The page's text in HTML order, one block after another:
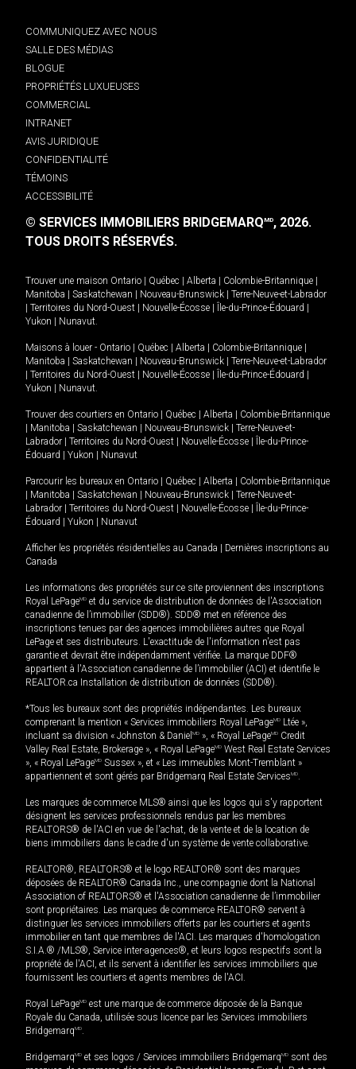
COMMUNIQUEZ AVEC NOUS
SALLE DES MÉDIAS
BLOGUE
PROPRIÉTÉS LUXUEUSES
COMMERCIAL
INTRANET
AVIS JURIDIQUE
CONFIDENTIALITÉ
TÉMOINS
ACCESSIBILITÉ
© SERVICES IMMOBILIERS BRIDGEMARQMD, 2026.
TOUS DROITS RÉSERVÉS.
Trouver une maison Ontario Québec Alberta Colombie-Britannique
Manitoba
Saskatchewan Nouveau-Brunswick
Terre-Neuve-et-Labrador
Territoires du Nord-Ouest Nouvelle-Écosse Île-du-Prince-Édouard
Yukon
Nunavut.
Maisons à louer - Ontario Québec Alberta Colombie-Britannique
Manitoba
Saskatchewan Nouveau-Brunswick
Terre-Neuve-et-Labrador
Territoires du Nord-Ouest Nouvelle-Écosse Île-du-Prince-Édouard
Yukon
Nunavut.
Trouver des courtiers en Ontario Québec Alberta
Colombie-Britannique
Manitoba Saskatchewan Nouveau-Brunswick
Terre-Neuve-et-
Labrador
Territoires du Nord-Ouest Nouvelle-Écosse
Île-du-Prince-
Édouard
Yukon Nunavut
Parcourir les bureaux en Ontario Québec Alberta
Colombie-Britannique
Manitoba Saskatchewan Nouveau-Brunswick
Terre-Neuve-et-
Labrador
Territoires du Nord-Ouest Nouvelle-Écosse
Île-du-Prince-
Édouard
Yukon Nunavut
Afficher les propriétés résidentielles au Canada
Dernières inscriptions au
Canada
Les informations des propriétés sur ce site proviennent des inscriptions
Royal LePageMD et du service de distribution de données de l'Association
canadienne de l’immobilier (SDD®). SDD® met en référence des
inscriptions tenues par des agences immobilières autres que Royal
LePage et ses distributeurs. L'exactitude de l'information n'est pas
garantie et devrait être indépendamment vérifiée. La marque DDF®
appartient à l'Association canadienne de l’immobilier (ACI) et identifie le
REALTOR.ca Installation de distribution de données (SDD®).
*Tous les bureaux sont des propriétés indépendantes. Les bureaux
comprenant la mention « Services immobiliers Royal LePageMD Ltée »,
incluant sa division « Johnston & Daniel MD », « Royal LePageMD Credit
Valley Real Estate, Brokerage », « Royal LePageMD West Real Estate Services
», « Royal LePageMD Sussex », et « Les immeubles Mont-Tremblant »
appartiennent et sont gérés par Bridgemarq Real Estate ServicesMD.
Les marques de commerce MLS® ainsi que les logos qui s'y rapportent
désignent les services professionnels rendus par les membres
REALTORS® de l'ACI en vue de l'achat, de la vente et de la location de
biens immobiliers dans le cadre d'un système de vente collaborative.
REALTOR®, REALTORS® et le logo REALTOR® sont des marques
déposées de REALTOR® Canada Inc., une compagnie dont la National
Association of REALTORS® et l'Association canadienne de l’immobilier
sont propriétaires. Les marques de commerce REALTOR® servent à
distinguer les services immobiliers offerts par les courtiers et agents
immobilier en tant que membres de l'ACI. Les marques d'homologation
S.I.A.® /MLS®, Service inter-agences®, et leurs logos respectifs sont la
propriété de l'ACI, et ils servent à identifier les services immobiliers que
fournissent les courtiers et agents membres de l'ACI.
Royal LePageMD est une marque de commerce déposée de la Banque
Royale du Canada, utilisée sous licence par les Services immobiliers
BridgemarqMD.
BridgemarqMD et ses logos / Services immobiliers BridgemarqMD sont des